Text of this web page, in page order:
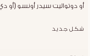
أو دوتواليت سيدر أونسو (أو
شكل جديد